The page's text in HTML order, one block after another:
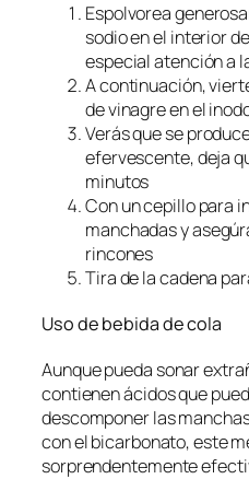
Espolvorea
sodio en el interior
especial atención a
A continuación,
de vinagre en el
Verás que se
efervescente, deja
minutos
Con un cepillo para
manchadas y
rincones
Tira de la cadena
Uso de bebida de cola
Aunque pueda sonar
contienen ácidos que
descomponer las
con el bicarbonato, este
sorprendentemente